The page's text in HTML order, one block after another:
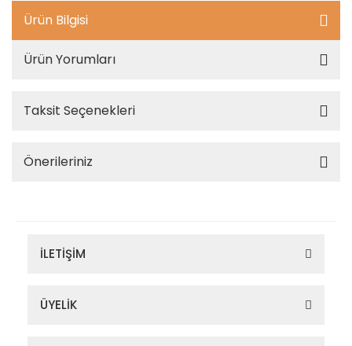
Ürün Bilgisi
Ürün Yorumları
Taksit Seçenekleri
Önerileriniz
İLETİŞİM
ÜYELİK